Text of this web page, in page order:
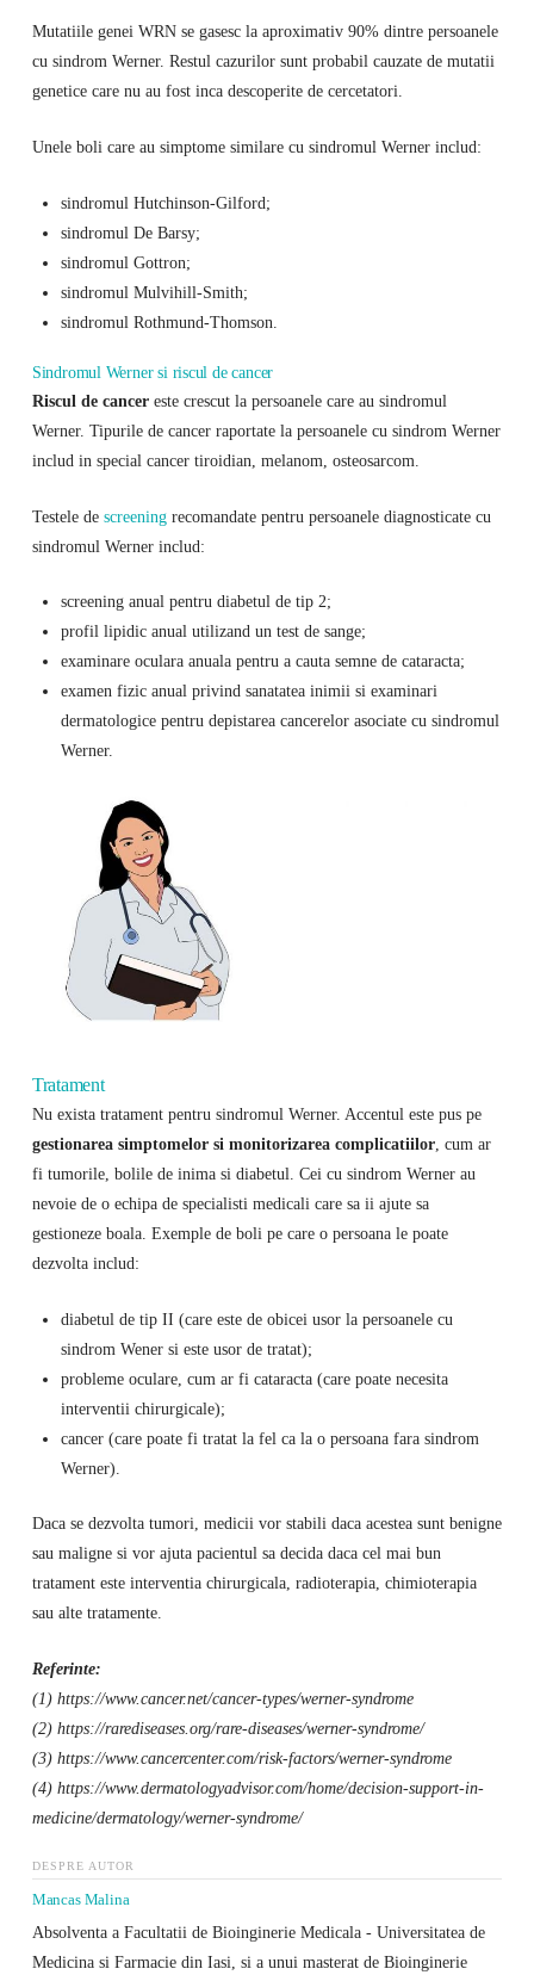
Mutatiile genei WRN se gasesc la aproximativ 90% dintre persoanele
cu sindrom Werner. Restul cazurilor sunt probabil cauzate de mutatii
genetice care nu au fost inca descoperite de cercetatori.
Unele boli care au simptome similare cu sindromul Werner includ:
sindromul Hutchinson-Gilford;
sindromul De Barsy;
sindromul Gottron;
sindromul Mulvihill-Smith;
sindromul Rothmund-Thomson.
Sindromul Werner si riscul de cancer
Riscul de cancereste crescut la persoanele care au sindromul
Werner. Tipurile de cancer raportate la persoanele cu sindrom Werner
includ in special cancer tiroidian, melanom, osteosarcom.
Testele de screeningrecomandate pentru persoanele diagnosticate cu
sindromul Werner includ:
screening anual pentru diabetul de tip 2;
profil lipidic anual utilizand un test de sange;
examinare oculara anuala pentru a cauta semne de cataracta;
examen fizic anual privind sanatatea inimii si examinari
dermatologice pentru depistarea cancerelor asociate cu sindromul
Werner.
Tratament
Nu exista tratament pentru sindromul Werner. Accentul este pus pe
gestionarea simptomelor si monitorizarea complicatiilor, cum ar
fi tumorile, bolile de inima si diabetul. Cei cu sindrom Werner au
nevoie de o echipa de specialisti medicali care sa ii ajute sa
gestioneze boala. Exemple de boli pe care o persoana le poate
dezvolta includ:
diabetul de tip II (care este de obicei usor la persoanele cu
sindrom Wener si este usor de tratat);
probleme oculare, cum ar fi cataracta (care poate necesita
interventii chirurgicale);
cancer (care poate fi tratat la fel ca la o persoana fara sindrom
Werner).
Daca se dezvolta tumori, medicii vor stabili daca acestea sunt benigne
sau maligne si vor ajuta pacientul sa decida daca cel mai bun
tratament este interventia chirurgicala, radioterapia, chimioterapia
sau alte tratamente.
Referinte:
(1) https://www.cancer.net/cancer-types/werner-syndrome
(2) https://rarediseases.org/rare-diseases/werner-syndrome/
(3) https://www.cancercenter.com/risk-factors/werner-syndrome
(4) https://www.dermatologyadvisor.com/home/decision-support-in-
medicine/dermatology/werner-syndrome/
DESPRE AUTOR
Mancas Malina
Absolventa a Facultatii de Bioinginerie Medicala - Universitatea de
Medicina si Farmacie din Iasi, si a unui masterat de Bioinginerie